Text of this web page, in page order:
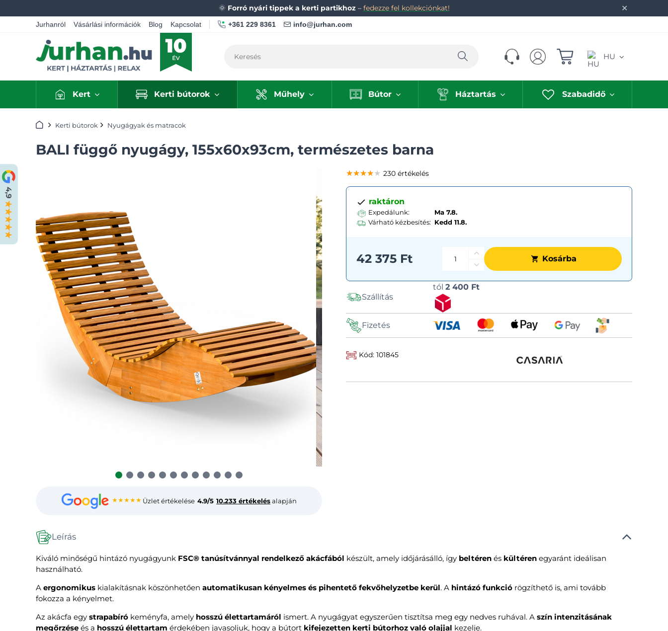
✕
🌞 Forró nyári tippek a kerti partikhoz– fedezze fel kollekciónkat!
Jurhanról Vásárlási információk Blog Kapcsolat +361 229 8361 info@jurhan.com
Keresés HU
Kert Kerti bútorok Műhely Bútor Háztartás Szabadidő
KezdőlapKerti bútorok Nyugágyak és matracok
BALI függő nyugágy, 155x60x93cm, természetes barna
★★★★★ Üzlet értékelése 4.9/5 10.233 értékelésalapján
★★★★★
★★★★★
★★★★★ 230 értékelés
raktáron
Expedálunk:
Ma 7.8.
Várható kézbesítés: Kedd 11.8.
42 375 Ft Kosárba
Szállítás
tól2 400 Ft
Fizetés
Kód: 101845
Leírás
Kiváló minőségű hintázó nyugágyunk FSC® tanúsítvánnyal rendelkező akácfából készült, amely időjárásálló, így beltéren és kültéren egyaránt ideálisan
használható.
A ergonomikus kialakításnak köszönhetően automatikusan kényelmes és pihentető fekvőhelyzetbe kerül. A hintázó funkció rögzíthető is, ami tovább
fokozza a kényelmet.
Az akácfa egy strapabíró keményfa, amely hosszú élettartamáról ismert. A nyugágyat egyszerűen tisztítsa meg egy nedves ruhával. A szín intenzitásának
megőrzése és a hosszú élettartam érdekében javasoljuk, hogy a bútort kifejezetten kerti bútorhoz való olajjal kezelje.